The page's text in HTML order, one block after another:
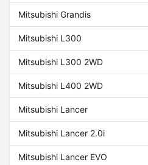
Mitsubishi Grandis
Mitsubishi L300
Mitsubishi L300 2WD
Mitsubishi L400 2WD
Mitsubishi Lancer
Mitsubishi Lancer 2.0i
Mitsubishi Lancer EVO